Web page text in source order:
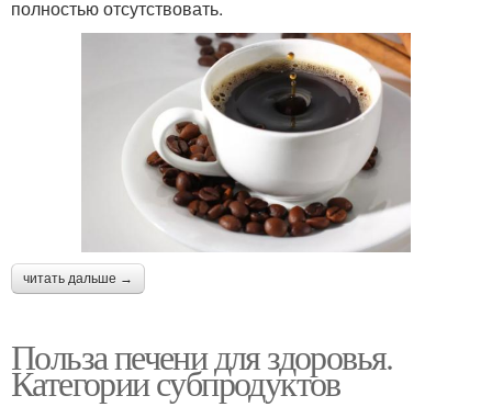
полностью отсутствовать.
читать дальше →
Польза печени для здоровья.
Категории субпродуктов